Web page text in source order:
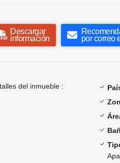
Descargar
información
por correo
del inmueble :